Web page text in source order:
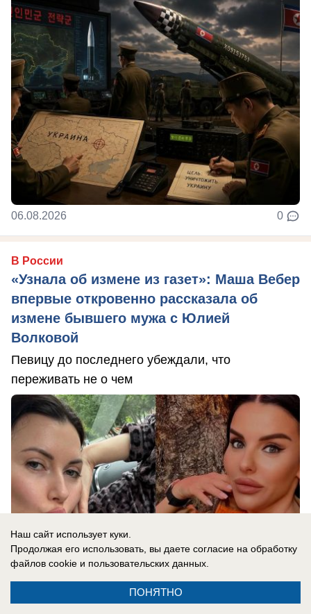
06.08.2026 0
В России
«Узнала об измене из газет»: Маша Вебер
впервые откровенно рассказала об
измене бывшего мужа с Юлией
Волковой
Певицу до последнего убеждали, что
переживать не о чем
Наш сайт использует куки.
Продолжая его использовать, вы даете согласие на обработку
файлов cookie и пользовательских данных.
ПОНЯТНО